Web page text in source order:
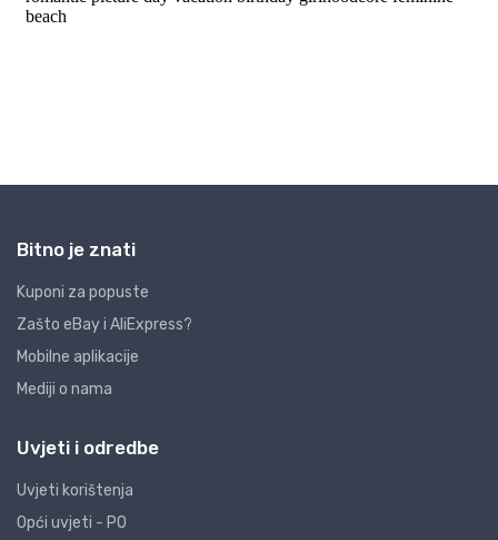
Bitno je znati
Kuponi za popuste
Zašto eBay i AliExpress?
Mobilne aplikacije
Mediji o nama
Uvjeti i odredbe
Uvjeti korištenja
Opći uvjeti - PO